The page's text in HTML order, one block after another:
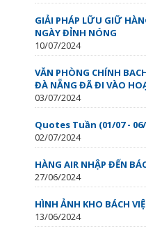
GIẢI PHÁP LỮU GIỮ
NGÀY ĐỈNH NÓNG
10/07/2024
VĂN PHÒNG CHÍNH
ĐÀ NẴNG ĐÃ ĐI VÀO
03/07/2024
Quotes Tuần (01/07 -
02/07/2024
HÀNG AIR NHẬP ĐẾN
27/06/2024
HÌNH ẢNH KHO BÁCH
13/06/2024